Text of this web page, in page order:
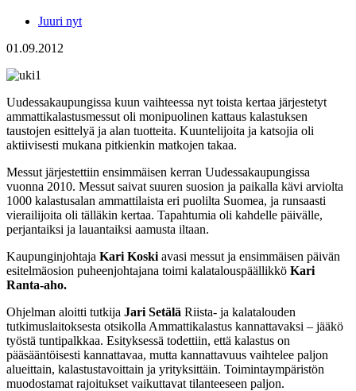
Juuri nyt
01.09.2012
Uudessakaupungissa kuun vaihteessa nyt toista kertaa järjestetyt
ammattikalastusmessut oli monipuolinen kattaus kalastuksen
taustojen esittelyä ja alan tuotteita. Kuuntelijoita ja katsojia oli
aktiivisesti mukana pitkienkin matkojen takaa.
Messut järjestettiin ensimmäisen kerran Uudessakaupungissa
vuonna 2010. Messut saivat suuren suosion ja paikalla kävi arviolta
1000 kalastusalan ammattilaista eri puolilta Suomea, ja runsaasti
vierailijoita oli tälläkin kertaa. Tapahtumia oli kahdelle päivälle,
perjantaiksi ja lauantaiksi aamusta iltaan.
Kaupunginjohtaja Kari Koski avasi messut ja ensimmäisen päivän
esitelmäosion puheenjohtajana toimi kalatalouspäällikkö Kari
Ranta-aho.
Ohjelman aloitti tutkija Jari Setälä Riista- ja kalatalouden
tutkimuslaitoksesta otsikolla Ammattikalastus kannattavaksi – jääkö
työstä tuntipalkkaa. Esityksessä todettiin, että kalastus on
pääsääntöisesti kannattavaa, mutta kannattavuus vaihtelee paljon
alueittain, kalastustavoittain ja yrityksittäin. Toimintaympäristön
muodostamat rajoitukset vaikuttavat tilanteeseen paljon.